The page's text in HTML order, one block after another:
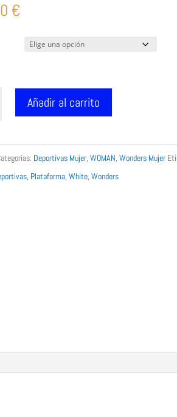
€
Añadir al carrito
Deportivas Mujer,WOMAN,Wonders Mujer
, Plataforma,White,Wonders